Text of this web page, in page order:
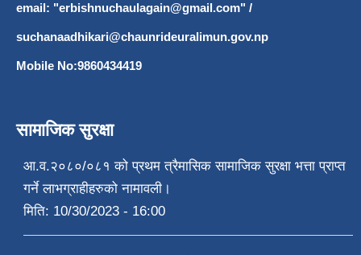
email: "erbishnuchaulagain@gmail.com" /
suchanaadhikari@chaunrideuralimun.gov.np
Mobile No:9860434419
सामाजिक सुरक्षा
आ.व.२०८०/०८१ को प्रथम त्रैमासिक सामाजिक सुरक्षा भत्ता प्राप्त
गर्ने लाभग्राहीहरुको नामावली।
मिति: 10/30/2023 - 16:00